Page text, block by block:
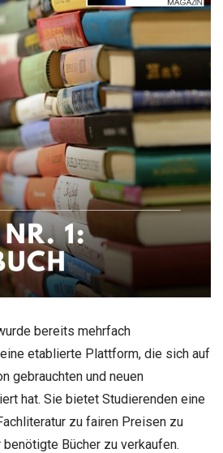
bereits mehrfach
etablierte Plattform, die sich auf
gebrauchten und neuen
hat. Sie bietet Studierenden eine
zu fairen Preisen zu
Bücher zu verkaufen.